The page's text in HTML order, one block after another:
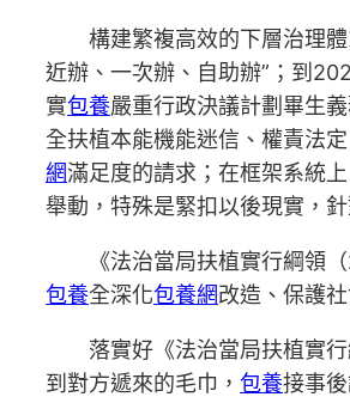
構建繁複高效的下層治理體
近辦、一次辦、自助辦”；到
實包養嚴重行政決議計劃畢生
全扶植本能機能迷信、權責法
網滿足度的請求；在框架系統
舉動，特殊是緊扣以後現實，
《法治當局扶植實行綱領（
包養全深化包養網改造、保護
落實好《法治當局扶植實行
到對方遞來的毛巾， 包養接事